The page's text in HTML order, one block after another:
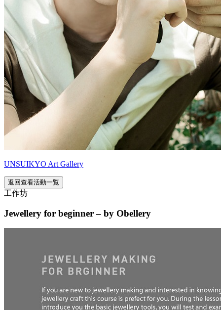
UNSUIKYO Art Gallery
返回查看活動一覧
工作坊
Jewellery for beginner – by Obellery